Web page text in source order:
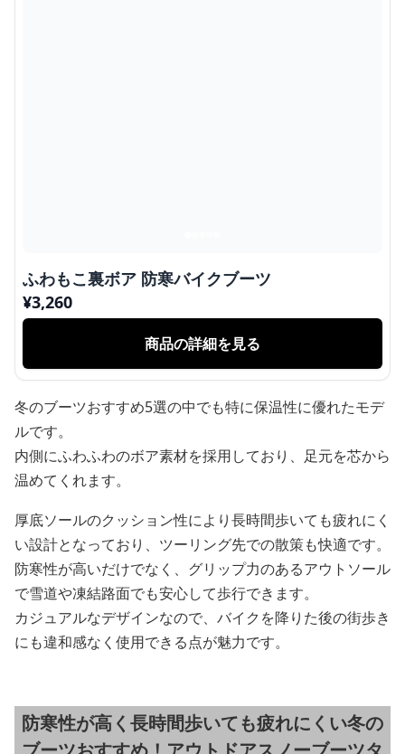
ふわもこ裏ボア 防寒バイクブーツ
¥3,260
商品の詳細を見る
冬のブーツおすすめ5選の中でも特に保温性に優れたモデ
ルです。
内側にふわふわのボア素材を採用しており、足元を芯から
温めてくれます。
厚底ソールのクッション性により長時間歩いても疲れにく
い設計となっており、ツーリング先での散策も快適です。
防寒性が高いだけでなく、グリップ力のあるアウトソール
で雪道や凍結路面でも安心して歩行できます。
カジュアルなデザインなので、バイクを降りた後の街歩き
にも違和感なく使用できる点が魅力です。
防寒性が高く長時間歩いても疲れにくい冬の